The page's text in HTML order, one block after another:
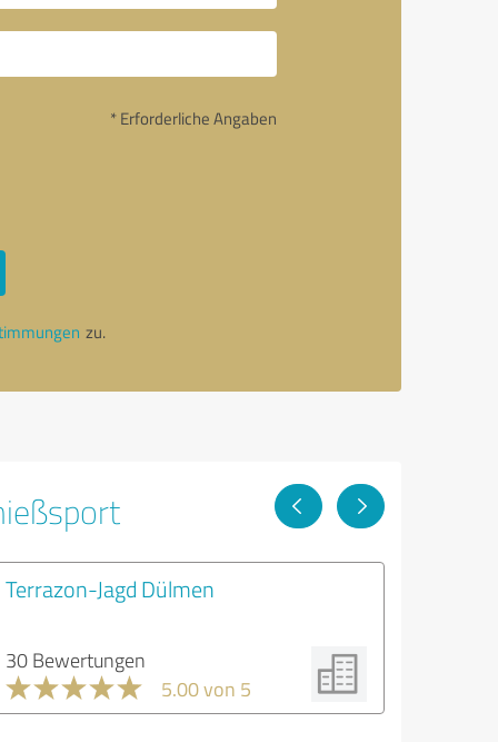
* Erforderliche Angaben
zu.
Terrazon-Jagd Dülmen
30 Bewertungen
5.00 von 5